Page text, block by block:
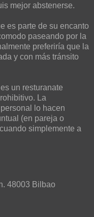
mejor abstenerse.
es parte de su encanto
paseando por la
preferiría que la
y con más tránsito
un resturanate
La
lo hacen
(en pareja o
simplemente a
48003 Bilbao